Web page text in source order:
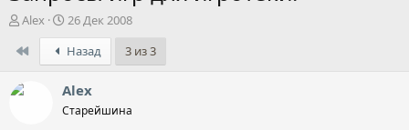
А
т
р
т
Alex
Д
а
т
а
н
а
ч
26 Дек 2008
Назад 3 из 3
Alex
Старейшина